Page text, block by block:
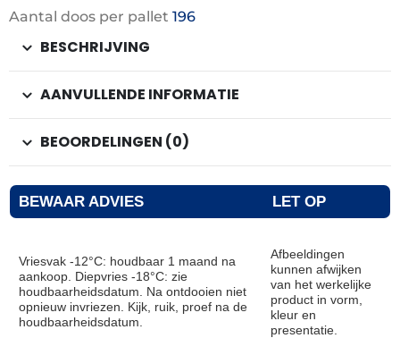
Aantal doos per pallet 196
BESCHRIJVING
AANVULLENDE INFORMATIE
BEOORDELINGEN (0)
BEWAAR ADVIES LET OP
Vriesvak -12°C: houdbaar 1 maand na
aankoop. Diepvries -18°C: zie
houdbaarheidsdatum. Na ontdooien niet
opnieuw invriezen. Kijk, ruik, proef na de
houdbaarheidsdatum.
Afbeeldingen
kunnen afwijken
van het werkelijke
product in vorm,
kleur en
presentatie.